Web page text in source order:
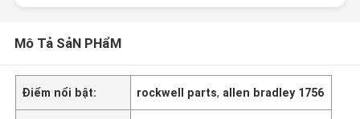
Mô Tả SảN PHẩM
Điểm nổi bật: rockwell parts, allen bradley 1756